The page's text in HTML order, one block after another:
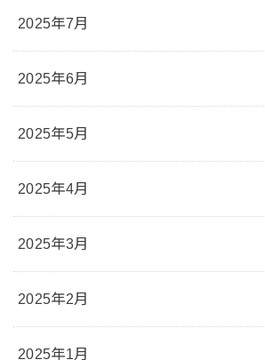
2025年7月
2025年6月
2025年5月
2025年4月
2025年3月
2025年2月
2025年1月